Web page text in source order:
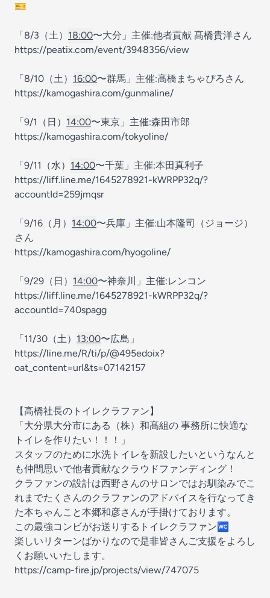
🎫
「8/3（土） 18:00〜大分」主催:他者貢献 髙橋貴洋さん
https://peatix.com/event/3948356/view
「8/10（土） 16:00〜群馬」主催:髙橋まちゃぴろさん
https://kamogashira.com/gunmaline/
「9/1（日） 14:00〜東京」主催:森田市郎
https://kamogashira.com/tokyoline/
「9/11（水） 14:00〜千葉」主催:本田真利子
https://liff.line.me/1645278921-kWRPP32q/?
accountId=259jmqsr
「9/16（月） 14:00〜兵庫」主催:山本隆司（ジョージ）
さん
https://kamogashira.com/hyogoline/
「9/29（日） 14:00〜神奈川」主催:レンコン
https://liff.line.me/1645278921-kWRPP32q/?
accountId=740spagg
「11/30（土） 13:00〜広島」
https://line.me/R/ti/p/@495edoix?
oat_content=url&ts=07142157
【高橋社長のトイレクラファン】
「大分県大分市にある（株）和髙組の 事務所に快適な
トイレを作りたい！！！」
スタッフのために水洗トイレを新設したいというなんと
も仲間思いで他者貢献なクラウドファンディング！
クラファンの設計は西野さんのサロンではお馴染みでこ
れまでたくさんのクラファンのアドバイスを行なってき
た本ちゃんこと本郷和彦さんが手掛けております。
この最強コンビがお送りするトイレクラファン🚾
楽しいリターンばかりなので是非皆さんご支援をよろし
くお願いいたします。
https://camp-fire.jp/projects/view/747075